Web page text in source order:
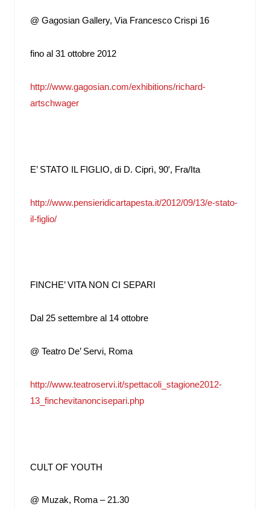
@ Gagosian Gallery, Via Francesco Crispi 16
fino al 31 ottobre 2012
http://www.gagosian.com/exhibitions/richard-
artschwager
E’ STATO IL FIGLIO, di D. Ciprì, 90′, Fra/Ita
http://www.pensieridicartapesta.it/2012/09/13/e-stato-
il-figlio/
FINCHE’ VITA NON CI SEPARI
Dal 25 settembre al 14 ottobre
@ Teatro De’ Servi, Roma
http://www.teatroservi.it/spettacoli_stagione2012-
13_finchevitanoncisepari.php
CULT OF YOUTH
@ Muzak, Roma – 21.30